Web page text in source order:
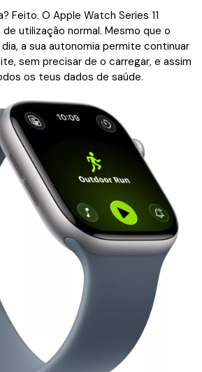
Feito. O Apple Watch Series 11
utilização normal. Mesmo que o
a sua auto­nomia permite continuar
sem precisar de o carregar, e assim
os teus dados de saúde.